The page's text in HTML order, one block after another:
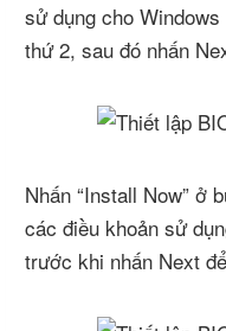
sử dụng cho Windows
thứ 2, sau đó nhấn
Nhấn “Install Now” ở
các điều khoản sử
trước khi nhấn Next